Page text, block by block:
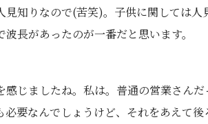
見知りなので(苦笑)。子供に関しては
長があったのが一番だと思います。
感じましたね。私は。普通の営業さん
必要なんでしょうけど、それをあえて後